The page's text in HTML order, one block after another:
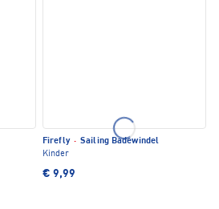
Firefly · Sailing Badewindel
Kinder
€ 9,99